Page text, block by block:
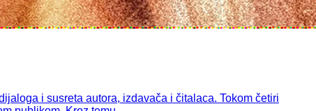
i susreta autora, izdavača i čitalaca. Tokom četiri